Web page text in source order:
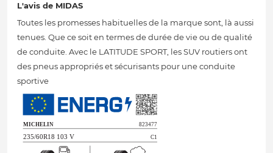
L'avis de MIDAS
Toutes les promesses habituelles de la marque sont, là aussi
tenues. Que ce soit en termes de durée de vie ou de qualité
de conduite. Avec le LATITUDE SPORT, les SUV routiers ont
des pneus appropriés et sécurisants pour une conduite
sportive